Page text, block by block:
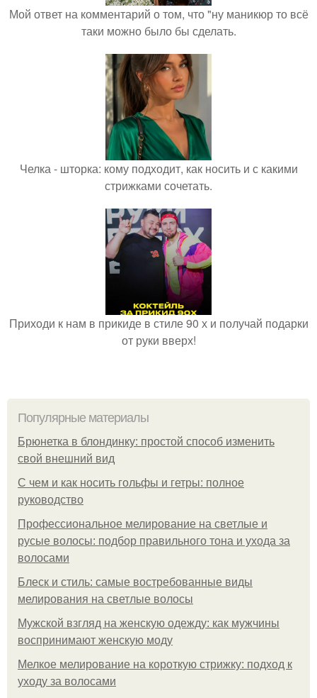
Мой ответ на комментарий о том, что "ну маникюр то всё
таки можно было бы сделать.
Челка - шторка: кому подходит, как носить и с какими
стрижками сочетать.
Приходи к нам в прикиде в стиле 90 х и получай подарки
от руки вверх!
Популярные материалы
Брюнетка в блондинку: простой способ изменить
свой внешний вид
С чем и как носить гольфы и гетры: полное
руководство
Профессиональное мелирование на светлые и
русые волосы: подбор правильного тона и ухода за
волосами
Блеск и стиль: самые востребованные виды
мелирования на светлые волосы
Мужской взгляд на женскую одежду: как мужчины
воспринимают женскую моду
Мелкое мелирование на короткую стрижку: подход к
уходу за волосами